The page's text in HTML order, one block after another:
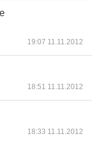
19:07 11.11.2012
18:51 11.11.2012
18:33 11.11.2012